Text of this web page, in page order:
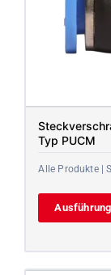
Typ PUCM
Alle Produkte |